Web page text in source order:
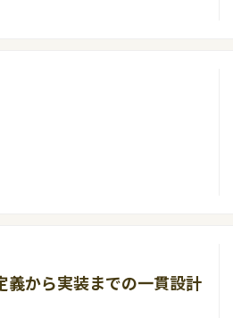
使用経験 ・モバイルゲームのプレイ経験およ
から実装までの一貫設計